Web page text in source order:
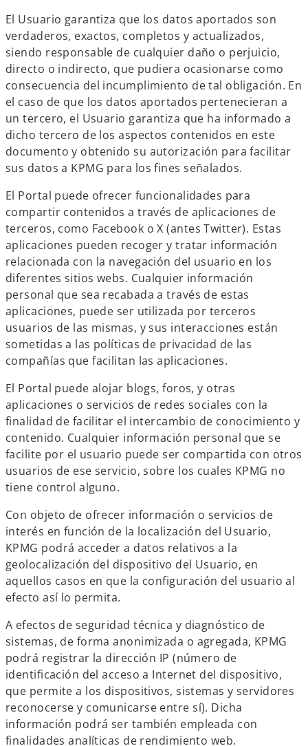
El Usuario garantiza que los datos aportados son
verdaderos, exactos, completos y actualizados,
siendo responsable de cualquier daño o perjuicio,
directo o indirecto, que pudiera ocasionarse como
consecuencia del incumplimiento de tal obligación. En
el caso de que los datos aportados pertenecieran a
un tercero, el Usuario garantiza que ha informado a
dicho tercero de los aspectos contenidos en este
documento y obtenido su autorización para facilitar
sus datos a KPMG para los fines señalados.
El Portal puede ofrecer funcionalidades para
compartir contenidos a través de aplicaciones de
terceros, como Facebook o X (antes Twitter). Estas
aplicaciones pueden recoger y tratar información
relacionada con la navegación del usuario en los
diferentes sitios webs. Cualquier información
personal que sea recabada a través de estas
aplicaciones, puede ser utilizada por terceros
usuarios de las mismas, y sus interacciones están
sometidas a las políticas de privacidad de las
compañías que facilitan las aplicaciones.
El Portal puede alojar blogs, foros, y otras
aplicaciones o servicios de redes sociales con la
finalidad de facilitar el intercambio de conocimiento y
contenido. Cualquier información personal que se
facilite por el usuario puede ser compartida con otros
usuarios de ese servicio, sobre los cuales KPMG no
tiene control alguno.
Con objeto de ofrecer información o servicios de
interés en función de la localización del Usuario,
KPMG podrá acceder a datos relativos a la
geolocalización del dispositivo del Usuario, en
aquellos casos en que la configuración del usuario al
efecto así lo permita.
A efectos de seguridad técnica y diagnóstico de
sistemas, de forma anonimizada o agregada, KPMG
podrá registrar la dirección IP (número de
identificación del acceso a Internet del dispositivo,
que permite a los dispositivos, sistemas y servidores
reconocerse y comunicarse entre sí). Dicha
información podrá ser también empleada con
finalidades analíticas de rendimiento web.